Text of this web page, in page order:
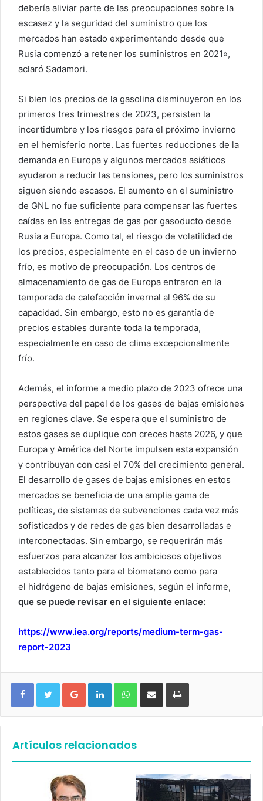
debería aliviar parte de las preocupaciones sobre la
escasez y la seguridad del suministro que los
mercados han estado experimentando desde que
Rusia comenzó a retener los suministros en 2021»,
aclaró Sadamori.
Si bien los precios de la gasolina disminuyeron en los
primeros tres trimestres de 2023, persisten la
incertidumbre y los riesgos para el próximo invierno
en el hemisferio norte. Las fuertes reducciones de la
demanda en Europa y algunos mercados asiáticos
ayudaron a reducir las tensiones, pero los suministros
siguen siendo escasos. El aumento en el suministro
de GNL no fue suficiente para compensar las fuertes
caídas en las entregas de gas por gasoducto desde
Rusia a Europa. Como tal, el riesgo de volatilidad de
los precios, especialmente en el caso de un invierno
frío, es motivo de preocupación. Los centros de
almacenamiento de gas de Europa entraron en la
temporada de calefacción invernal al 96% de su
capacidad. Sin embargo, esto no es garantía de
precios estables durante toda la temporada,
especialmente en caso de clima excepcionalmente
frío.
Además, el informe a medio plazo de 2023 ofrece una
perspectiva del papel de los gases de bajas emisiones
en regiones clave. Se espera que el suministro de
estos gases se duplique con creces hasta 2026, y que
Europa y América del Norte impulsen esta expansión
y contribuyan con casi el 70% del crecimiento general.
El desarrollo de gases de bajas emisiones en estos
mercados se beneficia de una amplia gama de
políticas, de sistemas de subvenciones cada vez más
sofisticados y de redes de gas bien desarrolladas e
interconectadas. Sin embargo, se requerirán más
esfuerzos para alcanzar los ambiciosos objetivos
establecidos tanto para el biometano como para
el hidrógeno de bajas emisiones, según el informe,
que se puede revisar en el siguiente enlace:
https://www.iea.org/reports/medium-term-gas-
report-2023
Google+ LinkedIn WhatsApp
Artículos relacionados